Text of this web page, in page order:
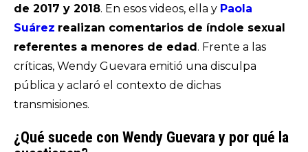
de 2017 y 2018. En esos videos, ella y Paola
Suárez realizan comentarios de índole sexual
referentes a menores de edad. Frente a las
críticas, Wendy Guevara emitió una disculpa
pública y aclaró el contexto de dichas
transmisiones.
¿Qué sucede con Wendy Guevara y por qué la